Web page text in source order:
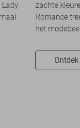
Lady
zachte
Romance
het